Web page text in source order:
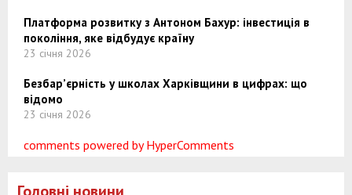
Платформа розвитку з Антоном Бахур: інвестиція в
покоління, яке відбудує країну
23 січня 2026
Безбар’єрність у школах Харківщини в цифрах: що
відомо
23 січня 2026
comments powered by HyperComments
Головні новини